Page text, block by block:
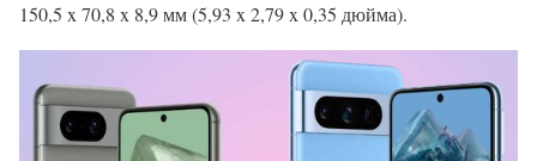
150,5 x 70,8 x 8,9 мм (5,93 x 2,79 x 0,35 дюйма).